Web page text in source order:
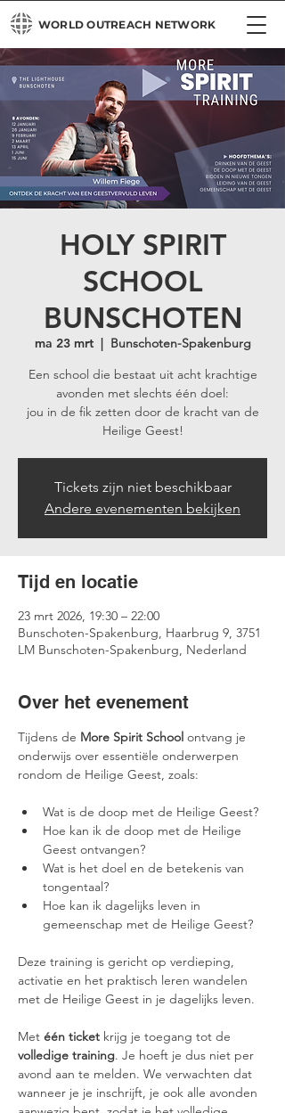
WORLD OUTREACH NETWORK
HOLY SPIRIT
SCHOOL
BUNSCHOTEN
ma 23 mrt
  |
Bunschoten-Spakenburg
Een school die bestaat uit acht krachtige
avonden met slechts één doel:
jou in de fik zetten door de kracht van de
Heilige Geest!
Tickets zijn niet beschikbaar
Andere evenementen bekijken
Tijd en locatie
23 mrt 2026, 19:30 – 22:00
Bunschoten-Spakenburg, Haarbrug 9, 3751
LM Bunschoten-Spakenburg, Nederland
Over het evenement
Tijdens de More Spirit School ontvang je
onderwijs over essentiële onderwerpen
rondom de Heilige Geest, zoals:
Wat is de doop met de Heilige Geest?
Hoe kan ik de doop met de Heilige
Geest ontvangen?
Wat is het doel en de betekenis van
tongentaal?
Hoe kan ik dagelijks leven in
gemeenschap met de Heilige Geest?
Deze training is gericht op verdieping,
activatie en het praktisch leren wandelen
met de Heilige Geest in je dagelijks leven.
Met één ticket krijg je toegang tot de
volledige training. Je hoeft je dus niet per
avond aan te melden. We verwachten dat
wanneer je je inschrijft, je ook alle avonden